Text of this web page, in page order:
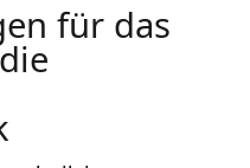
für das